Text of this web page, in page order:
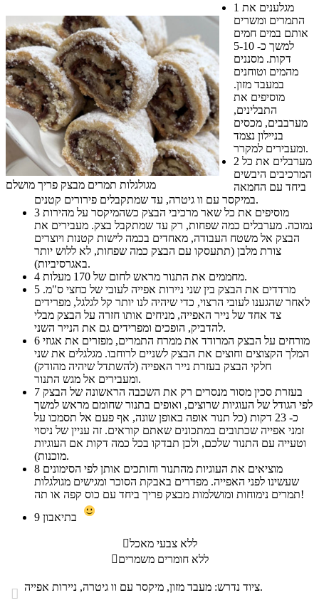
מגולגלות תמרים מבצק פריך מושלם
1
התמרים ומשרים
אותם במים חמים
למשך כ- 5-10
דקות. מסננים
מהמים וטוחנים
במעבד מזון.
מוסיפים את
התבלינים,
מערבבים, מכסים
בניילון נצמד
ומעבירים למקרר.
2
המרכיבים היבשים
ביחד עם החמאה
במיקסר עם וו גיטרה, עד שמתקבלים פירורים קטנים.
3
נמוכה. מערבלים כמה שפחות, רק עד שמתקבל בצק. מעבירים את
הבצק אל משטח העבודה, מאחדים בכמה לישות קטנות ויוצרים
צורת מלבן (תתעסקו עם הבצק כמה שפחות, לא ללוש יותר
באגרסיביות).
4
מחממים את התנור מראש לחום של 170 מעלות.
5
לאחר שהגענו לעובי הרצוי, כדי שיהיה לנו יותר קל לגלגל, מפרידים
צד אחד של נייר האפייה, מניחים אותו חזרה על הבצק מבלי
להדביק, הופכים ומפרידים גם את הנייר השני.
6
המלך הקצוצים וחוצים את הבצק לשניים לרוחבו. מגלגלים את שני
חלקי הבצק בעזרת נייר האפייה (להשתדל שיהיה מהודק)
ומעבירים אל מגש התנור.
7
לפי הגודל של העוגיות שרוצים, ואופים בתנור שחומם מראש למשך
כ- 23 דקות (כל תנור אופה באופן שונה, אף פעם אל תסמכו על
זמני אפייה שכתובים במתכונים שאתם קוראים. זה עניין של ניסוי
וטעייה עם התנור שלכם, ולכן תבדקו בכל כמה דקות אם העוגיות
מוכנות).
8
שעשינו לפני האפייה. מפדרים באבקת הסוכר ומגישים מגולגלות
תמרים נימוחות ומושלמות מבצק פריך ביחד עם כוס קפה או תה!
9
ללא צבעי מאכל
ללא חומרים משמרים
 ציוד נדרש: מעבד מזון, מיקסר עם וו גיטרה, ניירות אפייה.